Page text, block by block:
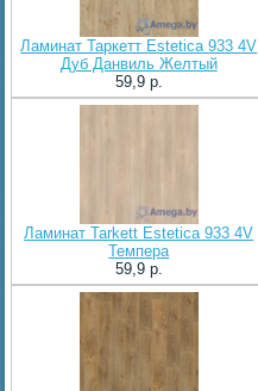
Ламинат Таркетт Estetica 933 4V
Дуб Данвиль Желтый
59,9 p.
Ламинат Tarkett Estetica 933 4V
Темпера
59,9 p.